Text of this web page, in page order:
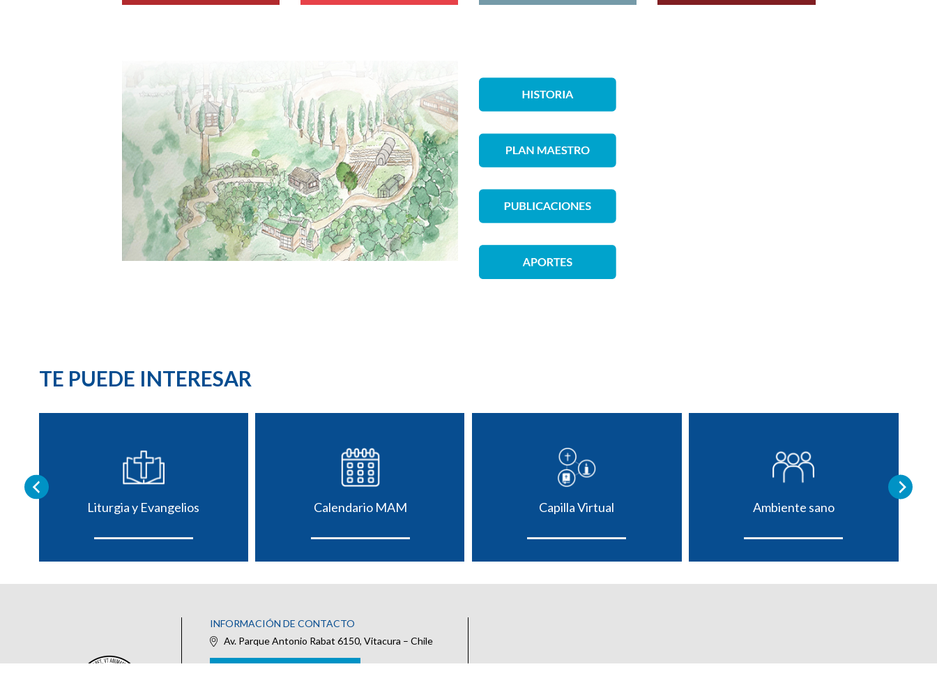
TE PUEDE INTERESAR
Liturgia y Evangelios Calendario MAM Capilla Virtual Ambiente sano
INFORMACIÓN DE CONTACTO
Av. Parque Antonio Rabat 6150, Vitacura – Chile